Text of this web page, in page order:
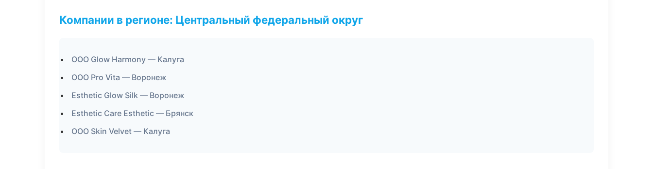
Компании в регионе: Центральный федеральный округ
ООО Glow Harmony — Калуга
ООО Pro Vita — Воронеж
Esthetic Glow Silk — Воронеж
Esthetic Care Esthetic — Брянск
ООО Skin Velvet — Калуга